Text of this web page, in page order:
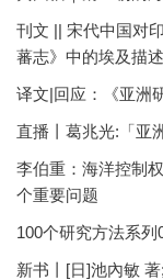
刊文 || 宋代中国对
蕃志》中的埃及描述
译文|回应：《亚洲
直播丨葛兆光:「亚
李伯重：海洋控制
个重要问题
100个研究方法系列
新书丨[日]池內敏